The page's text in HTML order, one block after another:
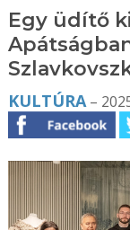
Egy üdítő
KULTÚRA–